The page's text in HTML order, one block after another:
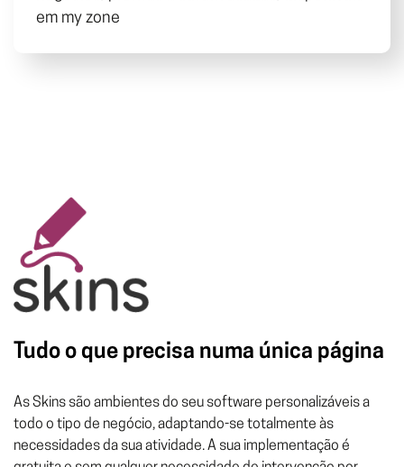
em my zone
Tudo o que precisa numa única página
As Skins são ambientes do seu software personalizáveis a
todo o tipo de negócio, adaptando-se totalmente às
necessidades da sua atividade. A sua implementação é